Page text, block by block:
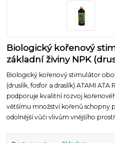
Biologický kořenový
základní živiny NPK
Biologický kořenový stimulátor
(druslík, fosfor a draslík) ATAMI
podporuje kvalitní rozvoj
většímu množství kořenů schopny
odolnější vůči vlivům vnějšího